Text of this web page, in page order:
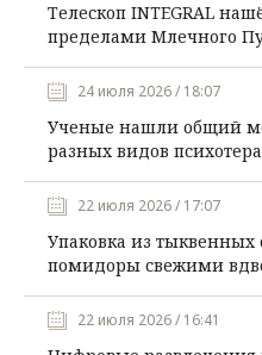
Телескоп INTEGRAL
пределами Млечного
24 июля 2026 / 18:07
Ученые нашли общий
разных видов
22 июля 2026 / 17:07
Упаковка из тыквенных
помидоры свежими
22 июля 2026 / 16:41